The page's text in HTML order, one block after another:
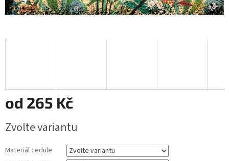
od 265 Kč
cena:
Zvolte variantu
Materiál cedule